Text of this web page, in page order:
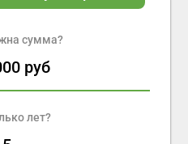
сумма?
руб
лет?